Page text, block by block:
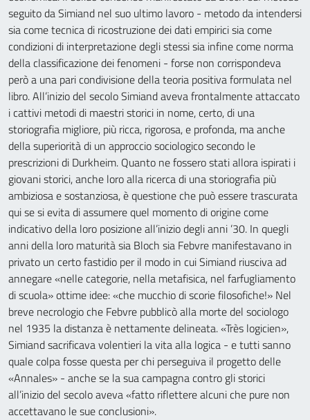
seguito da Simiand nel suo ultimo lavoro - metodo da intendersi
sia come tecnica di ricostruzione dei dati empirici sia come
condizioni di interpretazione degli stessi sia infine come norma
della classificazione dei fenomeni - forse non corrispondeva
però a una pari condivisione della teoria positiva formulata nel
libro. All’inizio del secolo Simiand aveva frontalmente attaccato
i cattivi metodi di maestri storici in nome, certo, di una
storiografia migliore, più ricca, rigorosa, e profonda, ma anche
della superiorità di un approccio sociologico secondo le
prescrizioni di Durkheim. Quanto ne fossero stati allora ispirati i
giovani storici, anche loro alla ricerca di una storiografia più
ambiziosa e sostanziosa, è questione che può essere trascurata
qui se si evita di assumere quel momento di origine come
indicativo della loro posizione all’inizio degli anni ’30. In quegli
anni della loro maturità sia Bloch sia Febvre manifestavano in
privato un certo fastidio per il modo in cui Simiand riusciva ad
annegare «nelle categorie, nella metafisica, nel farfugliamento
di scuola» ottime idee: «che mucchio di scorie filosofiche!» Nel
breve necrologio che Febvre pubblicò alla morte del sociologo
nel 1935 la distanza è nettamente delineata. «Très logicien»,
Simiand sacrificava volentieri la vita alla logica - e tutti sanno
quale colpa fosse questa per chi perseguiva il progetto delle
«Annales» - anche se la sua campagna contro gli storici
all’inizio del secolo aveva «fatto riflettere alcuni che pure non
accettavano le sue conclusioni».